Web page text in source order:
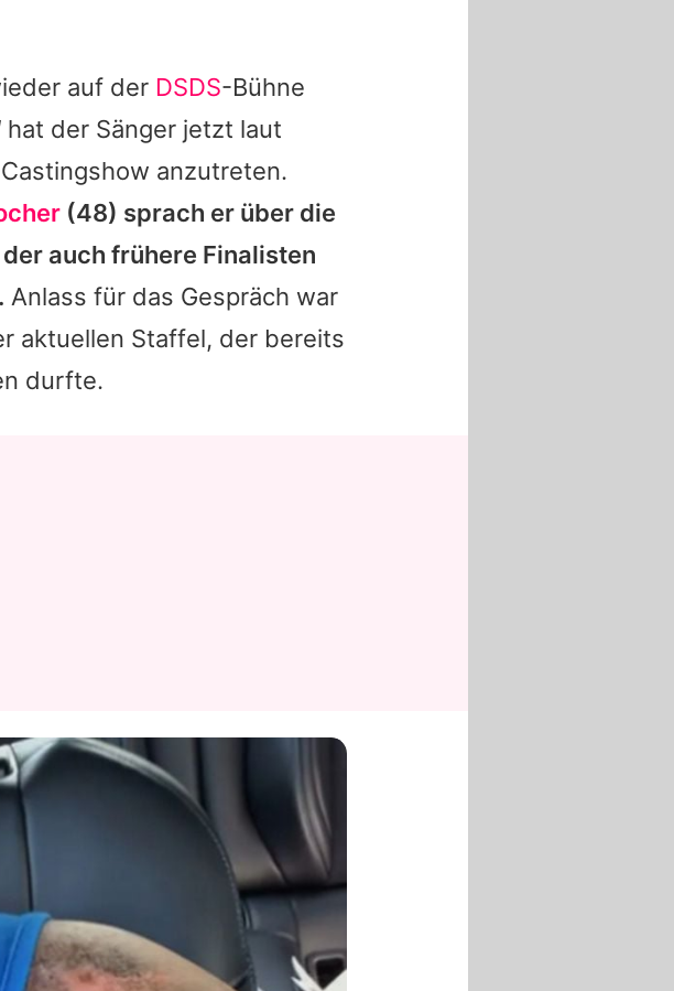
auf der DSDS-Bühne
hat der Sänger jetzt laut
anzutreten.
(48) sprach er über die
auch frühere Finalisten
Anlass für das Gespräch war
aktuellen Staffel, der bereits
durfte.